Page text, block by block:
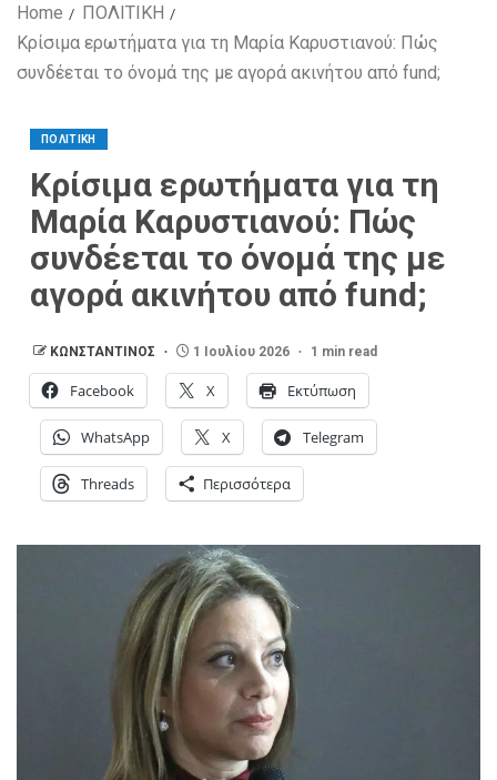
Home
ΠΟΛΙΤΙΚΗ
Κρίσιμα ερωτήματα για τη Μαρία Καρυστιανού: Πώς
συνδέεται το όνομά της με αγορά ακινήτου από fund;
ΠΟΛΙΤΙΚΗ
Κρίσιμα ερωτήματα για τη
Μαρία Καρυστιανού: Πώς
συνδέεται το όνομά της με
αγορά ακινήτου από fund;
ΚΩΝΣΤΑΝΤΙΝΟΣ 1 Ιουλίου 2026 1 min read
Facebook X Εκτύπωση
WhatsApp X Telegram
Threads Περισσότερα